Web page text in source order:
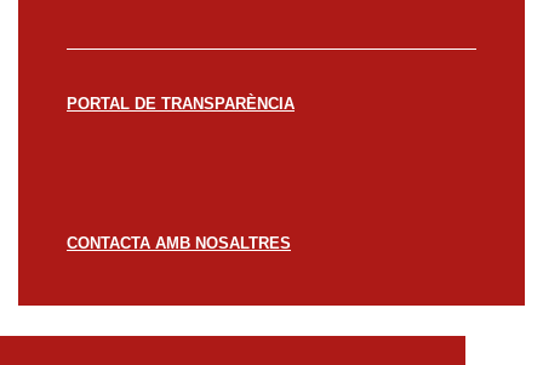
PORTAL DE TRANSPARÈNCIA
CONTACTA AMB NOSALTRES